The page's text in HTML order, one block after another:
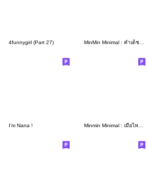
4funnygirl (Part 27) MinMin Minimal : คำเด็ช สีพาสเทล
I'm Nana !